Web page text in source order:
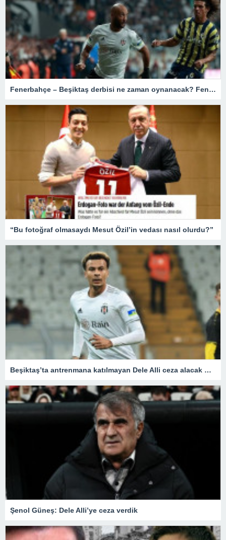
Fenerbahçe – Beşiktaş derbisi ne zaman oynanacak? Fenerbahçe Beşiktaş derbisi bu hafta mı?
“Bu fotoğraf olmasaydı Mesut Özil’in vedası nasıl olurdu?”
Beşiktaş’ta antrenmana katılmayan Dele Alli ceza alacak mı? – Son Dakika Spor Haberleri
Şenol Güneş: Dele Alli’ye ceza verdik